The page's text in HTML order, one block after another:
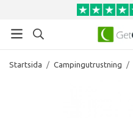
Startsida / Campingutrustning /